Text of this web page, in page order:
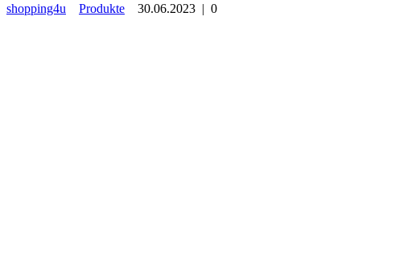
shopping4u Produkte 30.06.2023 | 0